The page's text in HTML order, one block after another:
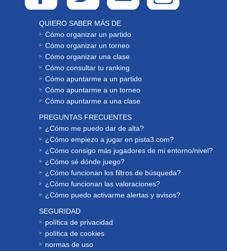
QUIERO SABER MÁS DE
Cómo organizar un partido
Cómo organizar un torneo
Cómo organizar una clase
Cómo consultar tu ranking
Cómo apuntarme a un partido
Cómo apuntarme a un torneo
Cómo apuntarme a una clase
PREGUNTAS FRECUENTES
¿Cómo me puedo dar de alta?
¿Cómo empiezo a jugar en pista3.com?
¿Cómo consigo más jugadores de mi entorno/nivel?
¿Cómo sé dónde juego?
¿Cómo funcionan los filtros de búsqueda?
¿Cómo funcionan las valoraciones?
¿Cómo puedo activarme alertas y avisos?
SEGURIDAD
política de privacidad
política de cookies
normas de uso